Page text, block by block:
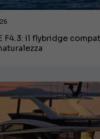
F4.3: il flybridge